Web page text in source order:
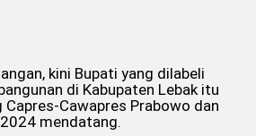
kini Bupati yang dilabeli
di Kabupaten Lebak itu
Cawapres Prabowo dan
mendatang.